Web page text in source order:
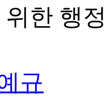
한 행
규